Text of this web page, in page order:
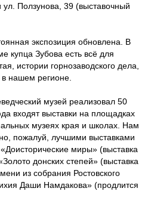
ул. Ползунова, 39 (выставочный
экспозиция обновлена. В
купца Зубова есть всё для
истории горнозаводского дела,
в нашем регионе.
музей реализовал 50
входят выставки на площадках
музеях края и школах. Нам
пожалуй, лучшими выставками
миры» (выставка
донских степей» (выставка
из собрания Ростовского
Даши Намдакова» (продлится